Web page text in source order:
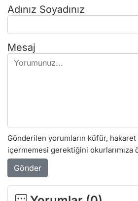
Adınız Soyadınız
Mesaj
Gönderilen yorumların küfür,
içermemesi gerektiğini okurlarımıza
Gönder